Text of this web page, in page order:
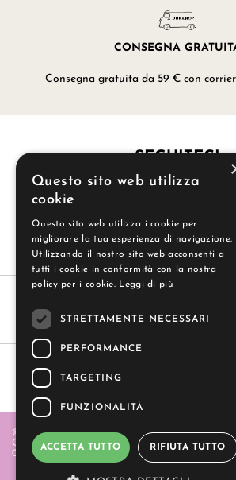
CONSEGNA
Consegna gratuita da 59 € con
SEGUITECI
SERVIZIO CLIENTI
IL MIO ACCOUNT
© 2004-2026 GUZZI SAS - GUZZI SAS DI
C. - PIAZZA ITALIA 20 - 20064
06580880968 . REALIZZATO DA
- APERION
Questo sito web utilizza
cookie
Questo sito web utilizza i cookie per
migliorare la tua esperienza di navigazione.
Utilizzando il nostro sito web acconsenti a
tutti i cookie in conformità con la nostra
policy per i cookie. Leggi di più
STRETTAMENTE NECESSARI
PERFORMANCE
TARGETING
FUNZIONALITÀ
ACCETTA TUTTO RIFIUTA TUTTO